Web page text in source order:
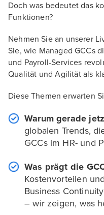
Doch was bedeutet das
Funktionen?
Nehmen Sie an unserer
Sie, wie Managed GCCs
und Payroll-Services
Qualität und Agilität als
Diese Themen erwarten
Warum gerade
globalen Trends,
GCCs im HR- und
Was prägt die
Kostenvorteilen
Business
– wir zeigen, was